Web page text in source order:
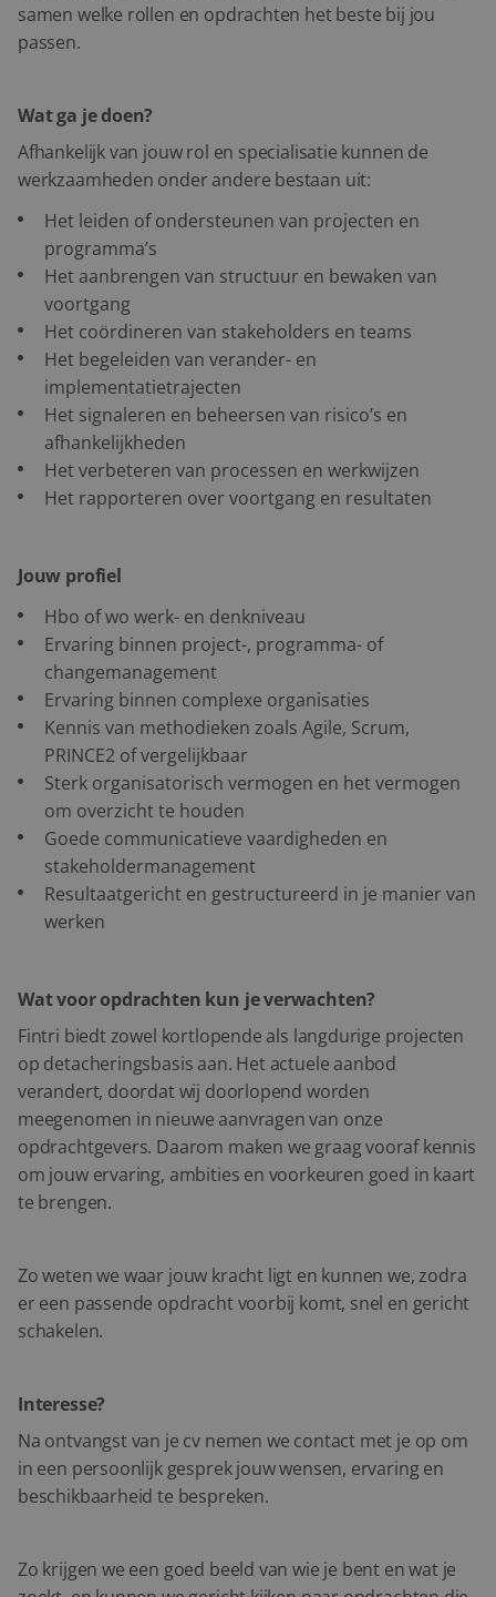
samen welke rollen en opdrachten het beste bij jou
passen.
Wat ga je doen?
Afhankelijk van jouw rol en specialisatie kunnen de
werkzaamheden onder andere bestaan uit:
Het leiden of ondersteunen van projecten en
programma’s
Het aanbrengen van structuur en bewaken van
voortgang
Het coördineren van stakeholders en teams
Het begeleiden van verander- en
implementatietrajecten
Het signaleren en beheersen van risico’s en
afhankelijkheden
Het verbeteren van processen en werkwijzen
Het rapporteren over voortgang en resultaten
Jouw profiel
Hbo of wo werk- en denkniveau
Ervaring binnen project-, programma- of
changemanagement
Ervaring binnen complexe organisaties
Kennis van methodieken zoals Agile, Scrum,
PRINCE2 of vergelijkbaar
Sterk organisatorisch vermogen en het vermogen
om overzicht te houden
Goede communicatieve vaardigheden en
stakeholdermanagement
Resultaatgericht en gestructureerd in je manier van
werken
Wat voor opdrachten kun je verwachten?
Fintri biedt zowel kortlopende als langdurige projecten
op detacheringsbasis aan. Het actuele aanbod
verandert, doordat wij doorlopend worden
meegenomen in nieuwe aanvragen van onze
opdrachtgevers. Daarom maken we graag vooraf kennis
om jouw ervaring, ambities en voorkeuren goed in kaart
te brengen.
Zo weten we waar jouw kracht ligt en kunnen we, zodra
er een passende opdracht voorbij komt, snel en gericht
schakelen.
Interesse?
Na ontvangst van je cv nemen we contact met je op om
in een persoonlijk gesprek jouw wensen, ervaring en
beschikbaarheid te bespreken.
Zo krijgen we een goed beeld van wie je bent en wat je